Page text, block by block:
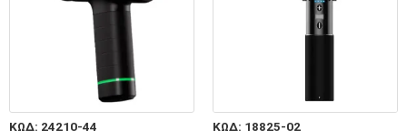
ΚΩΔ: 24210-44 ΚΩΔ: 18825-02